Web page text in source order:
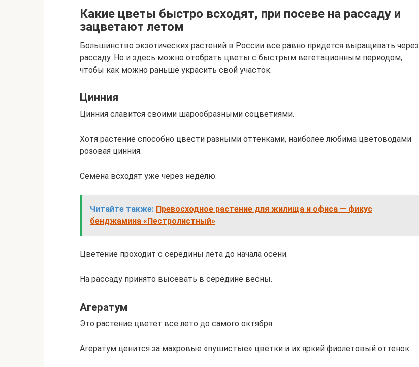
Какие цветы быстро всходят, при посеве на рассаду и
зацветают летом
Большинство экзотических растений в России все равно придется выращивать через
рассаду. Но и здесь можно отобрать цветы с быстрым вегетационным периодом,
чтобы как можно раньше украсить свой участок.
Цинния
Цинния славится своими шарообразными соцветиями.
Хотя растение способно цвести разными оттенками, наиболее любима цветоводами
розовая цинния.
Семена всходят уже через неделю.
Читайте также: Превосходное растение для жилища и офиса — фикус
бенджамина «Пестролистный»
Цветение проходит с середины лета до начала осени.
На рассаду принято высевать в середине весны.
Агератум
Это растение цветет все лето до самого октября.
Агератум ценится за махровые «пушистые» цветки и их яркий фиолетовый оттенок.